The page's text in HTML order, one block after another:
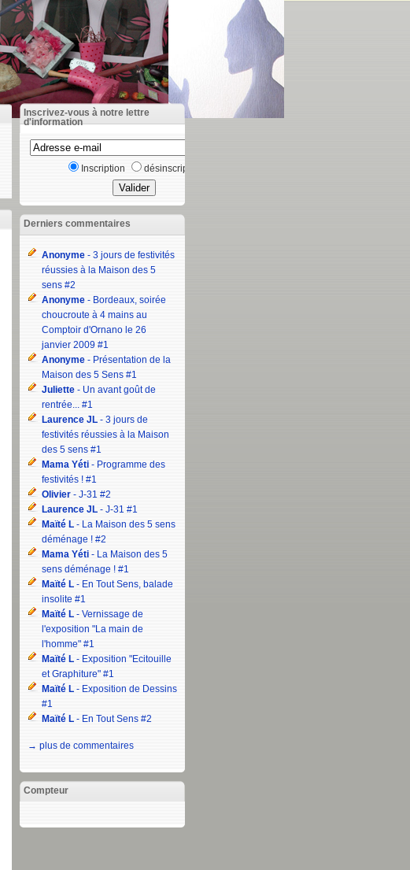
Inscrivez-vous à notre lettre
d'information
Inscription désinscription
Derniers commentaires
Anonyme- 3 jours de festivités
réussies à la Maison des 5
sens #2
Anonyme- Bordeaux, soirée
choucroute à 4 mains au
Comptoir d'Ornano le 26
janvier 2009 #1
Anonyme- Présentation de la
Maison des 5 Sens #1
Juliette- Un avant goût de
rentrée... #1
Laurence JL- 3 jours de
festivités réussies à la Maison
des 5 sens #1
Mama Yéti- Programme des
festivités ! #1
Olivier- J-31 #2
Laurence JL- J-31 #1
Maïté L- La Maison des 5 sens
déménage ! #2
Mama Yéti- La Maison des 5
sens déménage ! #1
Maïté L- En Tout Sens, balade
insolite #1
Maïté L- Vernissage de
l'exposition "La main de
l'homme" #1
Maïté L- Exposition "Ecitouille
et Graphiture" #1
Maïté L- Exposition de Dessins
#1
Maïté L- En Tout Sens #2
→ plus de commentaires
Compteur